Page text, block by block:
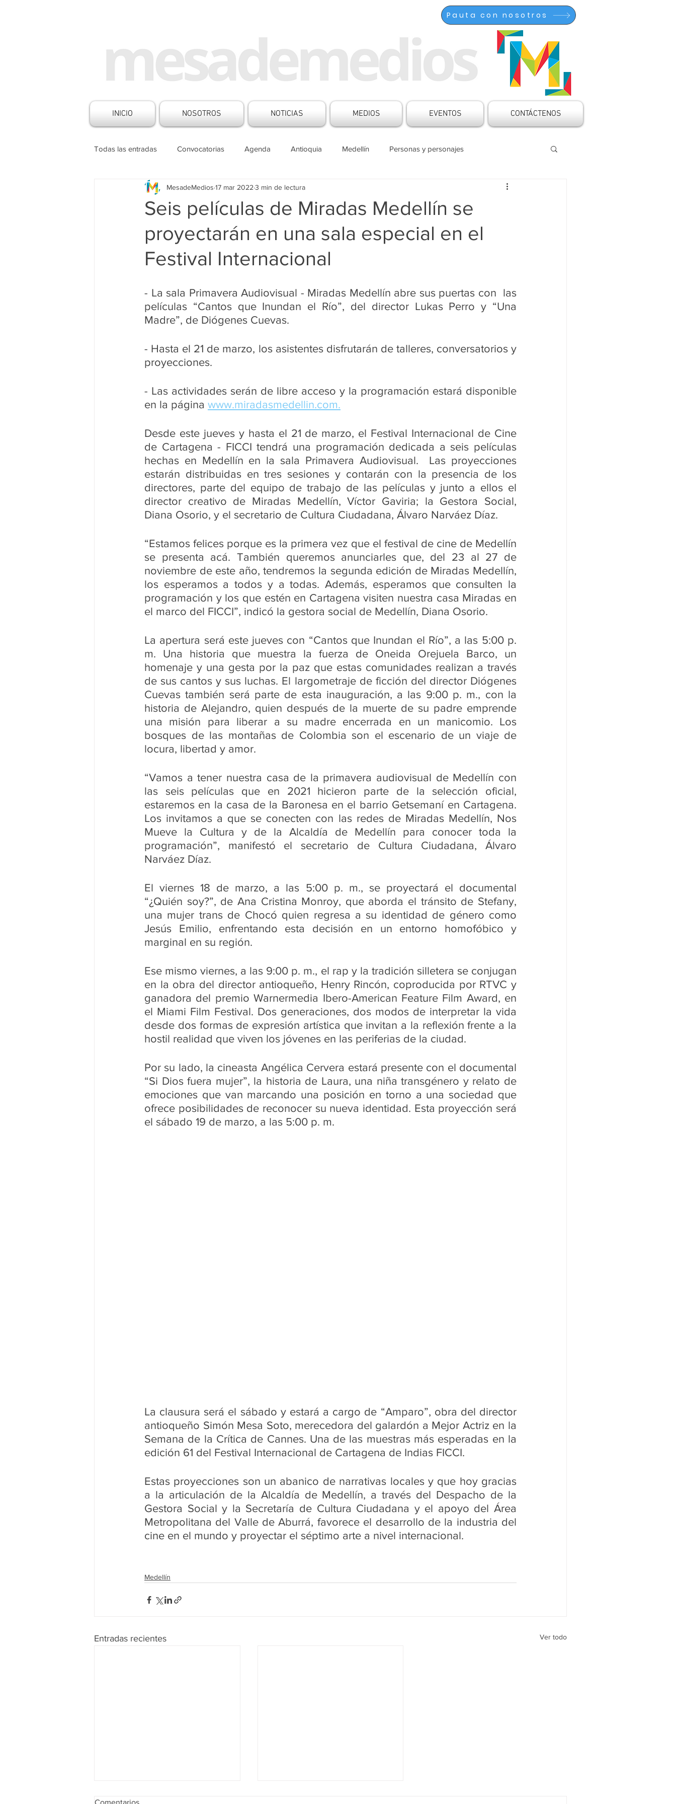
Pauta con nosotros
INICIO NOSOTROS NOTICIAS MEDIOS EVENTOS CONTÁCTENOS
Todas las entradas Convocatorias Agenda Antioquia Medellín Personas y personajes
Historias de Medios Noticias Mesa de Medios Boletines Articulaciones
Noticias Nacionales Institucional Medios Impresos Medio Digital Medio Audiovisual Medio Radial
Seis películas de Miradas Medellín se
proyectarán en una sala especial en el
Festival Internacional
MesadeMedios 17 mar 2022 3 min de lectura
- La sala Primavera Audiovisual - Miradas Medellín abre sus puertas con  las
películas “Cantos que Inundan el Río”, del director Lukas Perro y “Una
Madre”, de Diógenes Cuevas.
- Hasta el 21 de marzo, los asistentes disfrutarán de talleres, conversatorios y
proyecciones.
- Las actividades serán de libre acceso y la programación estará disponible
en la página www.miradasmedellin.com.
Desde este jueves y hasta el 21 de marzo, el Festival Internacional de Cine
de Cartagena - FICCI tendrá una programación dedicada a seis películas
hechas en Medellín en la sala Primavera Audiovisual.  Las proyecciones
estarán distribuidas en tres sesiones y contarán con la presencia de los
directores, parte del equipo de trabajo de las películas y junto a ellos el
director creativo de Miradas Medellín, Víctor Gaviria; la Gestora Social,
Diana Osorio, y el secretario de Cultura Ciudadana, Álvaro Narváez Díaz.
“Estamos felices porque es la primera vez que el festival de cine de Medellín
se presenta acá. También queremos anunciarles que, del 23 al 27 de
noviembre de este año, tendremos la segunda edición de Miradas Medellín,
los esperamos a todos y a todas. Además, esperamos que consulten la
programación y los que estén en Cartagena visiten nuestra casa Miradas en
el marco del FICCI”, indicó la gestora social de Medellín, Diana Osorio.
La apertura será este jueves con “Cantos que Inundan el Río”, a las 5:00 p.
m. Una historia que muestra la fuerza de Oneida Orejuela Barco, un
homenaje y una gesta por la paz que estas comunidades realizan a través
de sus cantos y sus luchas. El largometraje de ficción del director Diógenes
Cuevas también será parte de esta inauguración, a las 9:00 p. m., con la
historia de Alejandro, quien después de la muerte de su padre emprende
una misión para liberar a su madre encerrada en un manicomio. Los
bosques de las montañas de Colombia son el escenario de un viaje de
locura, libertad y amor.
“Vamos a tener nuestra casa de la primavera audiovisual de Medellín con
las seis películas que en 2021 hicieron parte de la selección oficial,
estaremos en la casa de la Baronesa en el barrio Getsemaní en Cartagena.
Los invitamos a que se conecten con las redes de Miradas Medellín, Nos
Mueve la Cultura y de la Alcaldía de Medellín para conocer toda la
programación”, manifestó el secretario de Cultura Ciudadana, Álvaro
Narváez Díaz.
El viernes 18 de marzo, a las 5:00 p. m., se proyectará el documental
“¿Quién soy?”, de Ana Cristina Monroy, que aborda el tránsito de Stefany,
una mujer trans de Chocó quien regresa a su identidad de género como
Jesús Emilio, enfrentando esta decisión en un entorno homofóbico y
marginal en su región.
Ese mismo viernes, a las 9:00 p. m., el rap y la tradición silletera se conjugan
en la obra del director antioqueño, Henry Rincón, coproducida por RTVC y
ganadora del premio Warnermedia Ibero-American Feature Film Award, en
el Miami Film Festival. Dos generaciones, dos modos de interpretar la vida
desde dos formas de expresión artística que invitan a la reflexión frente a la
hostil realidad que viven los jóvenes en las periferias de la ciudad.
Por su lado, la cineasta Angélica Cervera estará presente con el documental
“Si Dios fuera mujer”, la historia de Laura, una niña transgénero y relato de
emociones que van marcando una posición en torno a una sociedad que
ofrece posibilidades de reconocer su nueva identidad. Esta proyección será
el sábado 19 de marzo, a las 5:00 p. m.
La clausura será el sábado y estará a cargo de “Amparo”, obra del director
antioqueño Simón Mesa Soto, merecedora del galardón a Mejor Actriz en la
Semana de la Crítica de Cannes. Una de las muestras más esperadas en la
edición 61 del Festival Internacional de Cartagena de Indias FICCI.
Estas proyecciones son un abanico de narrativas locales y que hoy gracias
a la articulación de la Alcaldía de Medellín, a través del Despacho de la
Gestora Social y la Secretaría de Cultura Ciudadana y el apoyo del Área
Metropolitana del Valle de Aburrá, favorece el desarrollo de la industria del
cine en el mundo y proyectar el séptimo arte a nivel internacional.
Medellín
Entradas recientes Ver todo
Comentarios